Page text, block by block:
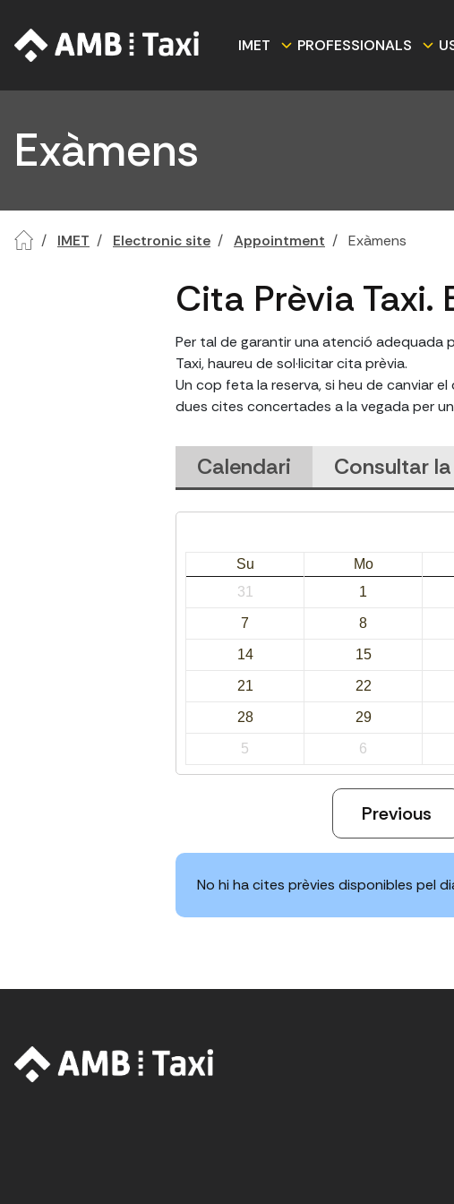
IMET PROFESSIONALS
Exàmens
IMET Electronic site Appointment Exàmens
Cita Prèvia Taxi.
Per tal de garantir una atenció
Taxi, haureu de sol·licitar cita prèvia.
Un cop feta la reserva, si heu de canviar
dues cites concertades a la vegada per
Calendari Consultar
Su Mo
31
1
7 8
14 15
21 22
28 29
5 6
Previous
No hi ha cites prèvies disponibles pel